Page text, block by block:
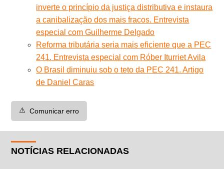
inverte o princípio da justiça distributiva e instaura
a canibalização dos mais fracos. Entrevista
especial com Guilherme Delgado
Reforma tributária seria mais eficiente que a PEC
241. Entrevista especial com Róber Iturriet Avila
O Brasil diminuiu sob o teto da PEC 241. Artigo
de Daniel Caras
⚠️ Comunicar erro
NOTÍCIAS RELACIONADAS